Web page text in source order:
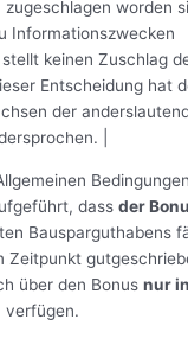
zugeschlagen worden
Informationszwecken
stellt keinen Zuschlag
Entscheidung hat
der
|
dass der
Bausparguthabens
Zeitpunkt
über den Bonus nur
verfügen.